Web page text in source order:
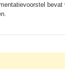
bevat